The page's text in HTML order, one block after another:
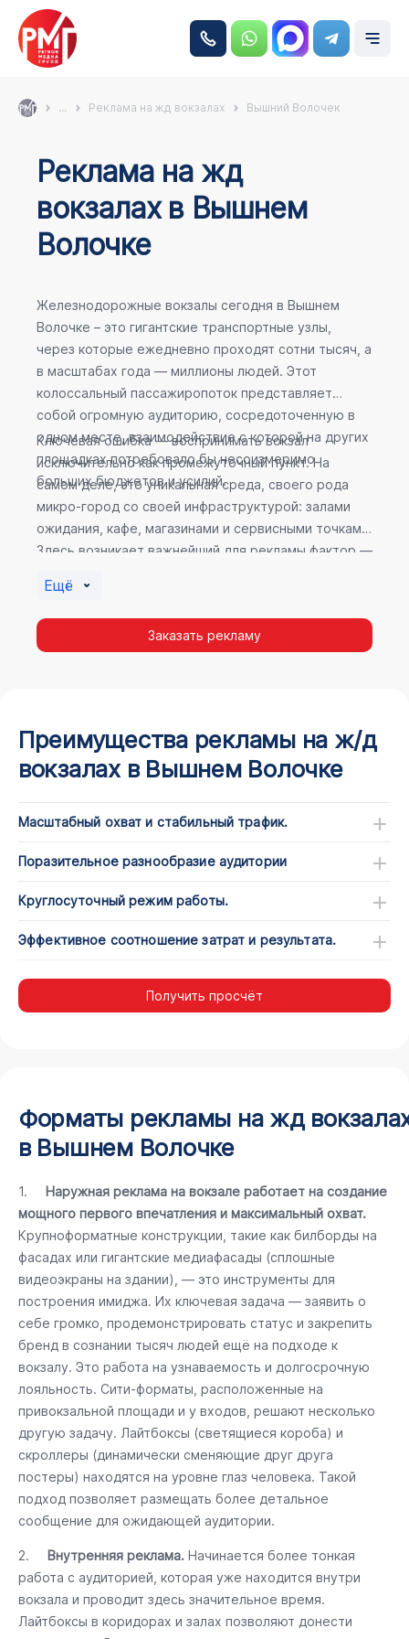
... Реклама на жд вокзалах Вышний Волочек
Реклама на жд
вокзалах в Вышнем
Волочке
Железнодорожные вокзалы сегодня в Вышнем
Волочке – это гигантские транспортные узлы,
через которые ежедневно проходят сотни тысяч, а
в масштабах года — миллионы людей. Этот
колоссальный пассажиропоток представляет
собой огромную аудиторию, сосредоточенную в
одном месте, взаимодействие с которой на других
площадках потребовало бы несоизмеримо
больших бюджетов и усилий.
Ключевая ошибка — воспринимать вокзал
исключительно как промежуточный пункт. На
самом деле, это уникальная среда, своего рода
микро-город со своей инфраструктурой: залами
ожидания, кафе, магазинами и сервисными точками.
Здесь возникает важнейший для рекламы фактор —
пассажир максимально открыт для информации, а
его внимание не так рассеяно, как при беглом
просмотре постов в соцсетях.
Ещё
Заказать рекламу
Преимущества рекламы на ж/д
вокзалах в Вышнем Волочке
Масштабный охват и стабильный трафик.
Поразительное разнообразие аудитории
Круглосуточный режим работы.
Эффективное соотношение затрат и результата.
Получить просчёт
Форматы рекламы на жд
в Вышнем Волочке
1. Наружная реклама на вокзале работает на создание
мощного первого впечатления и максимальный охват.
Крупноформатные конструкции, такие как билборды на
фасадах или гигантские медиафасады (сплошные
видеоэкраны на здании), — это инструменты для
построения имиджа. Их ключевая задача — заявить о
себе громко, продемонстрировать статус и закрепить
бренд в сознании тысяч людей ещё на подходе к
вокзалу. Это работа на узнаваемость и долгосрочную
лояльность. Сити-форматы, расположенные на
привокзальной площади и у входов, решают несколько
другую задачу. Лайтбоксы (светящиеся короба) и
скроллеры (динамически сменяющие друг друга
постеры) находятся на уровне глаз человека. Такой
подход позволяет размещать более детальное
сообщение для ожидающей аудитории.
2. Внутренняя реклама. Начинается более тонкая
работа с аудиторией, которая уже находится внутри
вокзала и проводит здесь значительное время.
Лайтбоксы в коридорах и залах позволяют донести